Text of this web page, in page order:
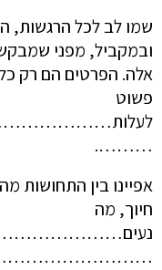
שמו לב לכל הרגשות,
ובמקביל, מפני
אלה. הפרטים הם רק
פשוט
……….
אפיינו בין התחושות
חיוך, מה